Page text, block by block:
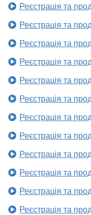
Реєстрація та
Реєстрація та
Реєстрація та
Реєстрація та
Реєстрація та
Реєстрація та
Реєстрація та
Реєстрація та
Реєстрація та
Реєстрація та
Реєстрація та
Реєстрація та